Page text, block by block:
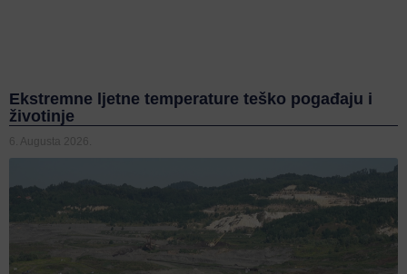
Ekstremne ljetne temperature teško pogađaju i
životinje
6. Augusta 2026.